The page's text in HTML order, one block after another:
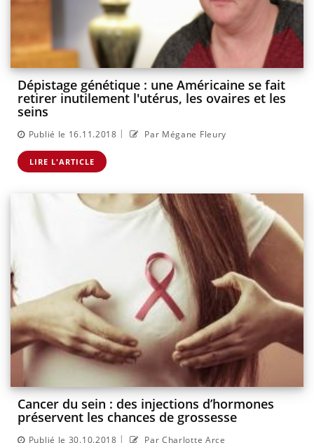
Dépistage génétique : une Américaine se fait
retirer inutilement l'utérus, les ovaires et les
seins
Publié le 16.11.2018 | Par Mégane Fleury
LIRE L'ARTICLE
Cancer du sein : des injections d’hormones
préservent les chances de grossesse
Publié le 30.10.2018 | Par Charlotte Arce